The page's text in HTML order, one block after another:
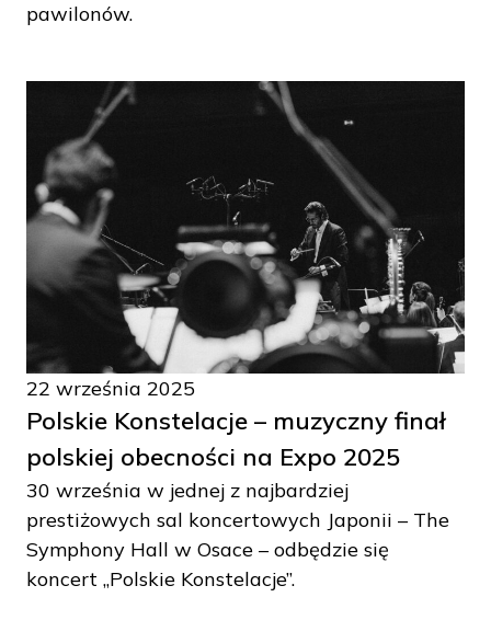
pawilonów.
22 września 2025
Polskie Konstelacje – muzyczny finał
polskiej obecności na Expo 2025
30 września w jednej z najbardziej
prestiżowych sal koncertowych Japonii – The
Symphony Hall w Osace – odbędzie się
koncert „Polskie Konstelacje”.